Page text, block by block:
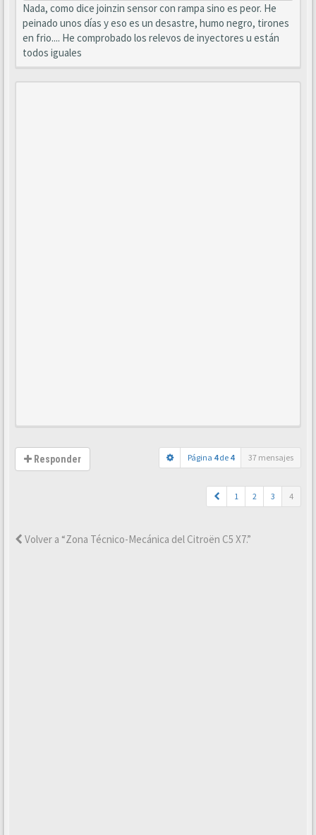
Nada, como dice joinzin sensor con rampa sino es peor. He
peinado unos días y eso es un desastre, humo negro, tirones
en frio.... He comprobado los relevos de inyectores u están
todos iguales
Responder Página 4de 4 37 mensajes
1 2 3 4
Volver a “Zona Técnico-Mecánica del Citroën C5 X7.”